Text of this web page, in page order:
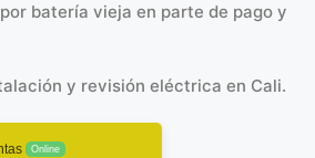
batería vieja en parte de pago y
y revisión eléctrica en Cali.
Online